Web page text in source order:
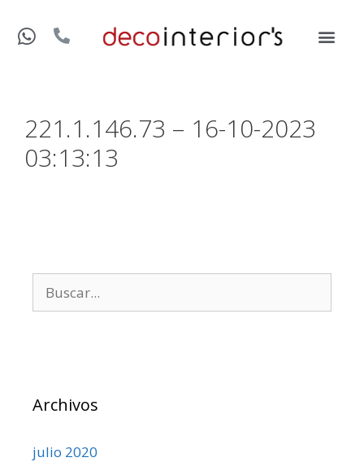
221.1.146.73 – 16-10-2023
03:13:13
Archivos
julio 2020